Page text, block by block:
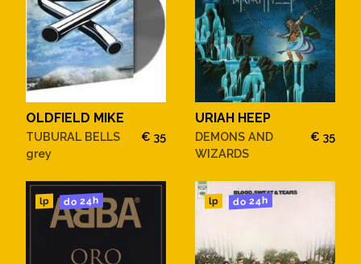
OLDFIELD MIKE
TUBURAL BELLS
grey
€ 35
URIAH HEEP
DEMONS AND
WIZARDS
€ 35
lp do 24h lp do 24h